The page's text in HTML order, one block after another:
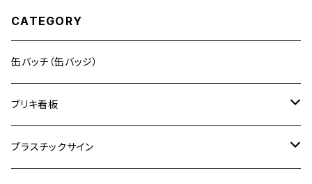
CATEGORY
缶バッチ（缶バッジ）
ブリキ看板
ドリンク
プラスチックサイン